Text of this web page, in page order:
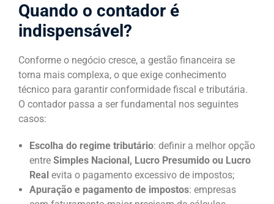
Quando o contador é
indispensável?
Conforme o negócio cresce, a gestão financeira se
torna mais complexa, o que exige conhecimento
técnico para garantir conformidade fiscal e tributária.
O contador passa a ser fundamental nos seguintes
casos:
Escolha do regime tributário: definir a melhor opção
entre Simples Nacional, Lucro Presumido ou Lucro
Real evita o pagamento excessivo de impostos;
Apuração e pagamento de impostos: empresas